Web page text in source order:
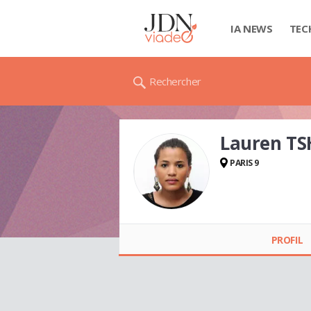
IA NEWS
Rechercher
Lauren
PARIS 9
PROFIL